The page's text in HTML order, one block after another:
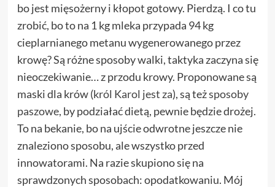
bo jest mięsożerny i kłopot gotowy. Pierdzą. I co tu
zrobić, bo to na 1 kg mleka przypada 94 kg
cieplarnianego metanu wygenerowanego przez
krowę? Są różne sposoby walki, taktyka zaczyna się
nieoczekiwanie… z przodu krowy. Proponowane są
maski dla krów (król Karol jest za), są teżsposoby
paszowe, by podziałać dietą, pewnie będzie drożej.
To na bekanie, bo na ujście odwrotne jeszcze nie
znaleziono sposobu, ale wszystko przed
innowatorami. Na razie skupiono się na
sprawdzonych sposobach: opodatkowaniu. Mój